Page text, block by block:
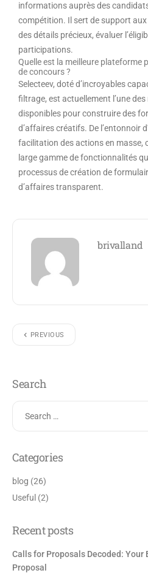
informations auprès des
compétition. Il sert de support
des détails précieux, évaluer
participations.
Quelle est la meilleure plateforme
de concours ?
Selecteev, doté d’incroyables
filtrage, est actuellement l’une
disponibles pour construire des
d’affaires créatifs. De l’entonnoir
facilitation des actions en masse,
large gamme de fonctionnalités
processus de création de
d’affaires transparent.
brivalland
PREVIOUS
Search
Categories
blog (26)
Useful (2)
Recent posts
Calls for Proposals Decoded:
Proposal